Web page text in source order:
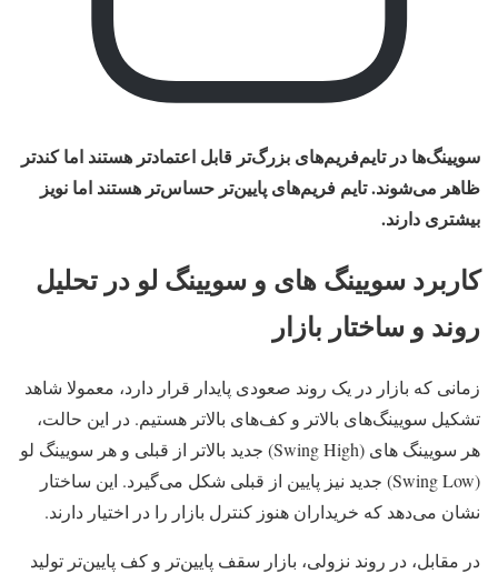
سویینگ‌ها در تایم‌فریم‌های بزرگ‌تر قابل اعتمادتر هستند اما کندتر
ظاهر می‌شوند. تایم‌ فریم‌های پایین‌تر حساس‌تر هستند اما نویز
بیشتری دارند.
کاربرد سویینگ های و سویینگ لو در تحلیل
روند و ساختار بازار
زمانی که بازار در یک روند صعودی پایدار قرار دارد، معمولا شاهد
تشکیل سویینگ‌های بالاتر و کف‌های بالاتر هستیم. در این حالت،
هر سویینگ های (Swing High) جدید بالاتر از قبلی و هر سویینگ لو
(Swing Low) جدید نیز پایین از قبلی شکل می‌گیرد. این ساختار
نشان می‌دهد که خریداران هنوز کنترل بازار را در اختیار دارند.
در مقابل، در روند نزولی، بازار سقف پایین‌تر و کف پایین‌تر تولید